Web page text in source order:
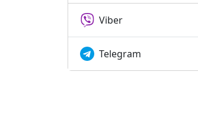
Viber
Telegram